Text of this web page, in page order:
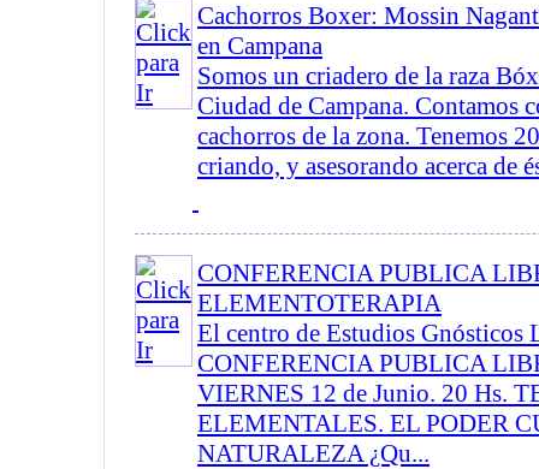
Cachorros Boxer: Mossin
en Campana
Somos un criadero de la raza
Ciudad de Campana. Contamos
cachorros de la zona. Tenemos
criando, y asesorando acerca de
CONFERENCIA PUBLICA
ELEMENTOTERAPIA
El centro de Estudios
CONFERENCIA PUBLICA
VIERNES 12 de Junio. 20 Hs.
ELEMENTALES. EL PODER
NATURALEZA ¿Qu...